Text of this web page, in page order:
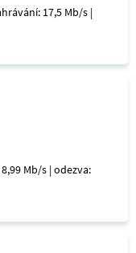
17,5 Mb/s |
Mb/s | odezva: